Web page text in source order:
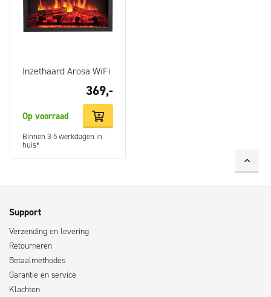
Inzethaard Arosa WiFi
369,-
Op voorraad
Binnen 3-5 werkdagen in
huis*
Support
Verzending en levering
Retourneren
Betaalmethodes
Garantie en service
Klachten